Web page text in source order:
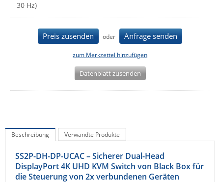
Ihse
Kramer Electronics
Netio
PatchSee
30 Hz)
Preis zusenden oder Anfrage senden
zum Merkzettel hinzufügen
Datenblatt zusenden
Beschreibung Verwandte Produkte
SS2P-DH-DP-UCAC – Sicherer Dual-Head
DisplayPort 4K UHD KVM Switch von Black Box für
die Steuerung von 2x verbundenen Geräten